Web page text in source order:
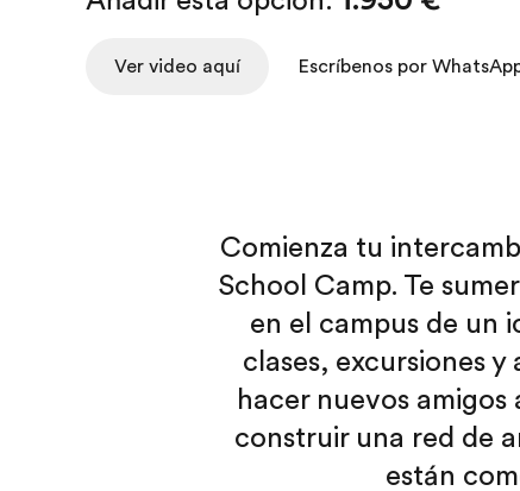
Ver video aquí Escríbenos por
Comienza tu
School Camp. Te
en el campus de un
clases, excursiones
hacer nuevos
construir una red de
están